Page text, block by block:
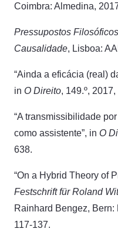
Coimbra: Almedina,
Pressupostos
Causalidade, Lisboa:
“Ainda a eficácia (real)
in O Direito, 149.º,
“A transmissibilidade
como assistente”, in O
638.
“On a Hybrid Theory of
Festschrift für Roland
Rainhard Bengez,
117-137.